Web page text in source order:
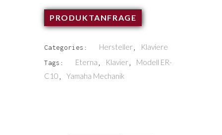
PRODUKTANFRAGE
Categories: Hersteller Klaviere
Tags: Eterna Klavier
Modell ER-
C10
Yamaha Mechanik